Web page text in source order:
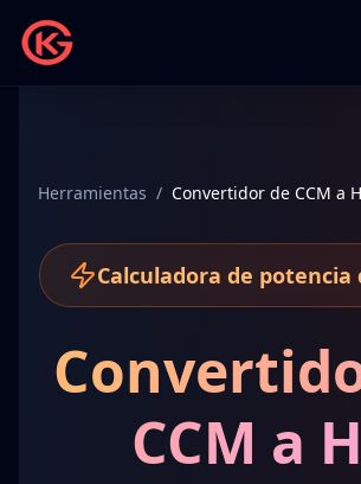
Herramientas / Convertidor de CCM a
Calculadora de
CCM a